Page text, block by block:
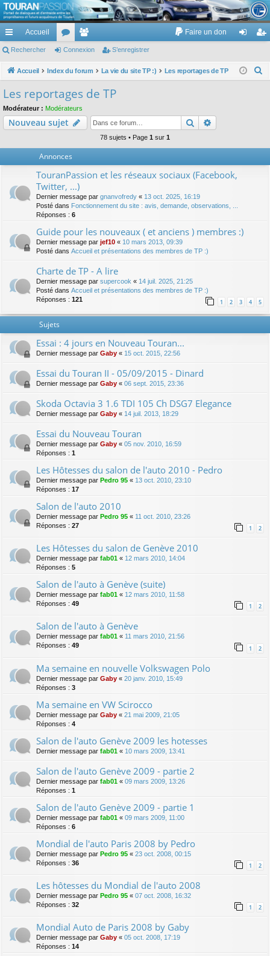
TouranPassion
Le forum des propriétaires ou futurs acquéreurs du Volkswagen Touran
cc
ès
pi
de
Accueil
or
u
e
m
Faire un don
ne nr
Rechercher Connexion S’enregistrer
Accueil Index du forum La vie du site TP :) Les reportages de TP
c
Les reportages de TP
Modérateur : Modérateurs
Nouveau sujet Rechercher
78 sujets • Page 1 sur 1
Annonces
TouranPassion et les réseaux sociaux (Facebook,
Twitter, ...)
Dernier message par gnanvofredy « 13 oct. 2025, 16:19
Posté dans Fonctionnement du site : avis, demande, observations, ...
Réponses : 6
Guide pour les nouveaux ( et anciens ) membres :)
Dernier message par jef10 « 10 mars 2013, 09:39
Posté dans Accueil et présentations des membres de TP :)
Charte de TP - A lire
Dernier message par supercook « 14 juil. 2025, 21:25
Posté dans Accueil et présentations des membres de TP :)
Réponses : 121 1 2 3 4 5
Sujets
Essai : 4 jours en Nouveau Touran...
Dernier message par Gaby « 15 oct. 2015, 22:56
Essai du Touran II - 05/09/2015 - Dinard
Dernier message par Gaby « 06 sept. 2015, 23:36
Skoda Octavia 3 1.6 TDI 105 Ch DSG7 Elegance
Dernier message par Gaby « 14 juil. 2013, 18:29
Essai du Nouveau Touran
Dernier message par Gaby « 05 nov. 2010, 16:59
Réponses : 1
Les Hôtesses du salon de l'auto 2010 - Pedro
Dernier message par Pedro 95 « 13 oct. 2010, 23:10
Réponses : 17
Salon de l'auto 2010
Dernier message par Pedro 95 « 11 oct. 2010, 23:26
Réponses : 27 1 2
Les Hôtesses du salon de Genève 2010
Dernier message par fab01 « 12 mars 2010, 14:04
Réponses : 5
Salon de l'auto à Genève (suite)
Dernier message par fab01 « 12 mars 2010, 11:58
Réponses : 49 1 2
Salon de l'auto à Genève
Dernier message par fab01 « 11 mars 2010, 21:56
Réponses : 49 1 2
Ma semaine en nouvelle Volkswagen Polo
Dernier message par Gaby « 20 janv. 2010, 15:49
Réponses : 3
Ma semaine en VW Scirocco
Dernier message par Gaby « 21 mai 2009, 21:05
Réponses : 4
Salon de l'auto Genève 2009 les hotesses
Dernier message par fab01 « 10 mars 2009, 13:41
Salon de l'auto Genève 2009 - partie 2
Dernier message par fab01 « 09 mars 2009, 13:26
Réponses : 1
Salon de l'auto Genève 2009 - partie 1
Dernier message par fab01 « 09 mars 2009, 11:00
Réponses : 6
Mondial de l'auto Paris 2008 by Pedro
Dernier message par Pedro 95 « 23 oct. 2008, 00:15
Réponses : 36 1 2
Les hôtesses du Mondial de l'auto 2008
Dernier message par Pedro 95 « 07 oct. 2008, 16:32
Réponses : 32 1 2
Mondial Auto de Paris 2008 by Gaby
Dernier message par Gaby « 05 oct. 2008, 17:19
Réponses : 14